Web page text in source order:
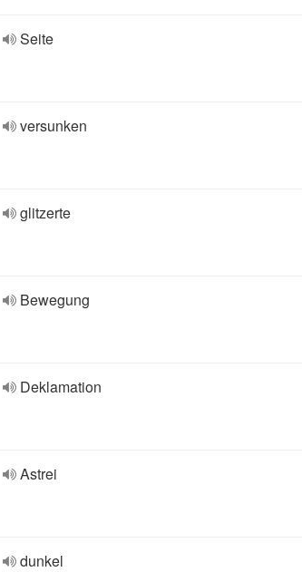
Seite
versunken
glitzerte
Bewegung
Deklamation
Astrei
dunkel